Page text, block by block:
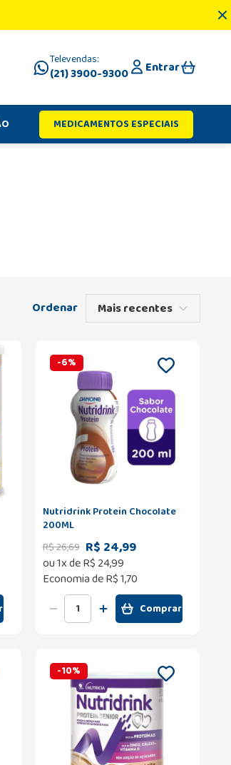
Televendas:
(21) 3900-9300 Entrar
MEDICAMENTOS ESPECIAIS
Mais recentes
-6%
Nutridrink Protein Chocolate
200ML
R$26,69 R$ 24,99
ou1x deR$ 24,99
Economia deR$ 1,70
Comprar
-10%